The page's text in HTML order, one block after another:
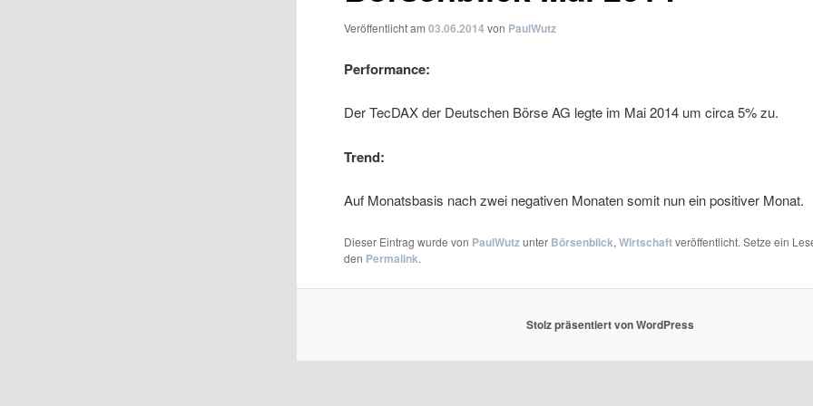
Veröffentlicht am03.06.2014 von PaulWutz
Performance:
Der TecDAX der Deutschen Börse AG legte im Mai 2014 um circa 5% zu.
Trend:
Auf Monatsbasis nach zwei negativen Monaten somit nun ein positiver Monat.
Dieser Eintrag wurde von PaulWutzunter Börsenblick,Wirtschaftveröffentlicht. Setze ein
den Permalink.
Stolz präsentiert von WordPress